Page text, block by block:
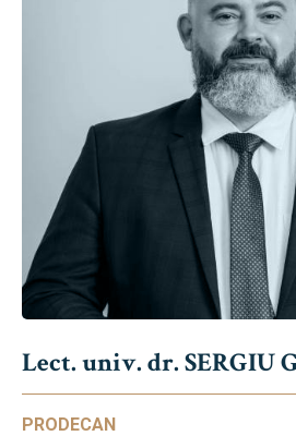
Lect. univ. dr. SERGIU
PRODECAN